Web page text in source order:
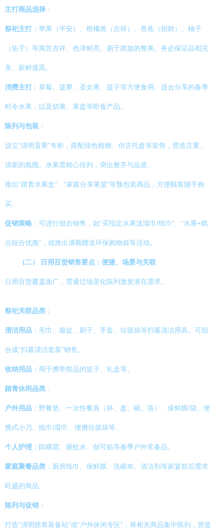
主打商品选择 ：
祭祀主打 ：苹果（平安）、柑橘类（吉祥）、香蕉（招财）、柚子
（佑子）等寓意吉祥、色泽鲜亮、易于摆放的整果。务必保证品相完
美、新鲜度高。
消费主打 ：草莓、菠萝、圣女果、提子等方便食用、适合分享的春季
时令水果，以及切果、果盘等即食产品。
陈列与包装 ：
设立“清明贡果”专柜，搭配绿色植物、仿古托盘等装饰，营造庄重、
清新的氛围。水果需精心排列，突出整齐与品质。
推出“踏青水果盒”、“家庭分享果篮”等预包装商品，方便顾客随手购
买。
促销策略 ：可进行组合销售，如“买指定水果送湿巾/纸巾”、“水果+糕
点组合优惠”，或推出满额赠送环保购物袋等活动。
（二） 日用百货销售要点：便捷、场景与关联
日用百货覆盖面广，需通过场景化陈列激发潜在需求。
祭祀关联品类 ：
清洁用品 ：毛巾、脸盆、刷子、手套、垃圾袋等扫墓清洁用具。可组
合成“扫墓清洁套装”销售。
收纳用品 ：用于携带祭品的篮子、礼盒等。
踏青休闲品类 ：
户外用品 ：野餐垫、一次性餐具（杯、盘、碗、筷）、保鲜膜/袋、便
携式小刀、纸巾/湿巾、便携垃圾袋等。
个人护理 ：防晒霜、驱蚊水、创可贴等春季户外常备品。
家庭聚餐品类 ：厨房纸巾、保鲜膜、洗碗布、清洁剂等家宴前后需求
旺盛的商品。
陈列与促销 ：
打造“清明踏青装备站”或“户外休闲专区”，将相关商品集中陈列，营造